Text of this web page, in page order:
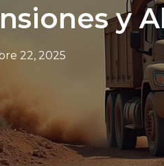
y
22, 2025